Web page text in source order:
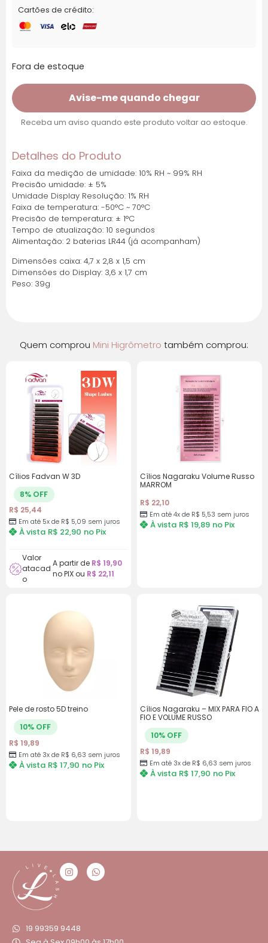
Cartões de crédito:
Fora de estoque
Avise-me quando chegar
Receba um aviso quando este produto voltar ao estoque.
Detalhes do Produto
Faixa da medição de umidade: 10% RH ~ 99% RH
Precisão umidade: ± 5%
Umidade Display Resolução: 1% RH
Faixa de temperatura: -50°C ~ 70°C
Precisão de temperatura: ± 1°C
Tempo de atualização: 10 segundos
Alimentação: 2 baterias LR44 (já acompanham)
Dimensões caixa: 4,7 x 2,8 x 1,5 cm
Dimensões do Display: 3,6 x 1,7 cm
Peso: 39g
Quem comprou Mini Higrômetro também comprou:
Cílios Fadvan W 3D
8% OFF
R$ 25,44
Em até 5x de R$ 5,09 sem juros
À vista R$ 22,90 no Pix
Valor
atacad
o
A partir de R$ 19,90
no PIX ou R$ 22,11
Cílios Nagaraku Volume Russo
MARROM
R$ 22,10
Em até 4x de R$ 5,53 sem juros
À vista R$ 19,89 no Pix
Pele de rosto 5D treino
10% OFF
R$ 19,89
Em até 3x de R$ 6,63 sem juros
À vista R$ 17,90 no Pix
Cílios Nagaraku – MIX PARA FIO A
FIO E VOLUME RUSSO
10% OFF
R$ 19,89
Em até 3x de R$ 6,63 sem juros
À vista R$ 17,90 no Pix
19 99359 9448